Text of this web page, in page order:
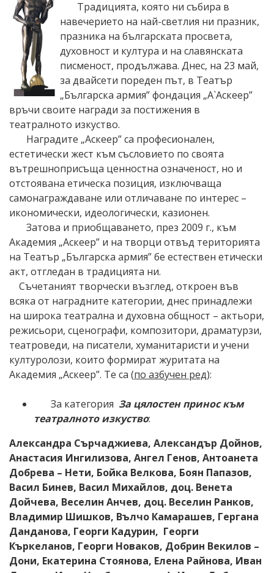
Традицията, която ни събира в
навечерието на най-светлия ни празник,
празника на българската просвета,
духовност и култура и на славянската
писменост, продължава. Днес, на 23 май,
за двайсети пореден път, в Театър
„Българска армия” фондация „А`Аскеер”
връчи своите награди за постижения в
театралното изкуство.
Наградите „Аскеер” са професионален,
естетически жест към съсловието по своята
вътрешноприсъща ценностна означеност, но и
отстоявана етическа позиция, изключваща
самонаграждаване или отличаване по интерес –
икономически, идеологически, казионен.
Затова и приобщаването, през 2009 г., към
Академия „Аскеер” и на творци отвъд територията
на Театър „Българска армия” бе естествен етически
акт, отгледан в традицията ни.
Съчетаният творчески възглед, откроен във
всяка от наградните категории, днес принадлежи
на широка театрална и духовна общност – актьори,
режисьори, сценографи, композитори, драматурзи,
театроведи, на писатели, хуманитаристи и учени
културолози, които формират журитата на
Академия „Аскеер”. Те са (по азбучен ред):
За категория За цялостен принос към
театралното изкуство:
Александра Сърчаджиева, Александър Дойнов,
Анастасия Ингилизова, Ангел Генов, Антоанета
Добрева – Нети, Бойка Велкова, Боян Папазов,
Васил Бинев, Васил Михайлов, доц. Венета
Дойчева, Веселин Анчев, доц. Веселин Ранков,
Владимир Шишков, Вълчо Камарашев, Гергана
Данданова, Георги Кадурин, Георги
Къркеланов, Георги Новаков, Добрин Векилов –
Дони, Екатерина Стоянова, Елена Райнова, Иван